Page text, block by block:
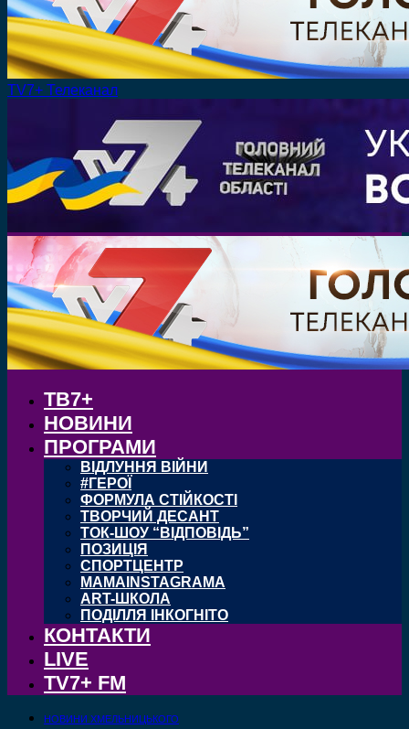
TV7+ Телеканал
ТВ7+
НОВИНИ
ПРОГРАМИ
ВІДЛУННЯ ВІЙНИ
#ГЕРОЇ
ФОРМУЛА СТІЙКОСТІ
ТВОРЧИЙ ДЕСАНТ
ТОК-ШОУ “ВІДПОВІДЬ”
ПОЗИЦІЯ
СПОРТЦЕНТР
MAMAINSTAGRAMA
ART-ШКОЛА
ПОДІЛЛЯ ІНКОГНІТО
КОНТАКТИ
LIVE
TV7+ FM
НОВИНИ ХМЕЛЬНИЦЬКОГО